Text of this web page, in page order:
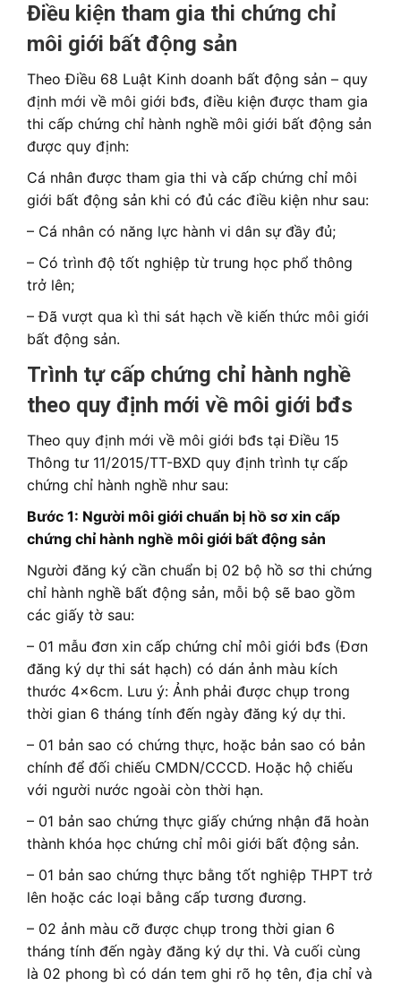
Điều kiện tham gia thi chứng chỉ
môi giới bất động sản
Theo Điều 68 Luật Kinh doanh bất động sản – quy
định mới về môi giới bđs, điều kiện được tham gia
thi cấp chứng chỉ hành nghề môi giới bất động sản
được quy định:
Cá nhân được tham gia thi và cấp chứng chỉ môi
giới bất động sản khi có đủ các điều kiện như sau:
– Cá nhân có năng lực hành vi dân sự đầy đủ;
– Có trình độ tốt nghiệp từ trung học phổ thông
trở lên;
– Đã vượt qua kì thi sát hạch về kiến thức môi giới
bất động sản.
Trình tự cấp chứng chỉ hành nghề
theo quy định mới về môi giới bđs
Theo quy định mới về môi giới bđs tại Điều 15
Thông tư 11/2015/TT-BXD quy định trình tự cấp
chứng chỉ hành nghề như sau:
Bước 1: Người môi giới chuẩn bị hồ sơ xin cấp
chứng chỉ hành nghề môi giới bất động sản
Người đăng ký cần chuẩn bị 02 bộ hồ sơ thi chứng
chỉ hành nghề bất động sản, mỗi bộ sẽ bao gồm
các giấy tờ sau:
– 01 mẫu đơn xin cấp chứng chỉ môi giới bđs (Đơn
đăng ký dự thi sát hạch) có dán ảnh màu kích
thước 4x6cm. Lưu ý: Ảnh phải được chụp trong
thời gian 6 tháng tính đến ngày đăng ký dự thi.
– 01 bản sao có chứng thực, hoặc bản sao có bản
chính để đối chiếu CMDN/CCCD. Hoặc hộ chiếu
với người nước ngoài còn thời hạn.
– 01 bản sao chứng thực giấy chứng nhận đã hoàn
thành khóa học chứng chỉ môi giới bất động sản.
– 01 bản sao chứng thực bằng tốt nghiệp THPT trở
lên hoặc các loại bằng cấp tương đương.
– 02 ảnh màu cỡ được chụp trong thời gian 6
tháng tính đến ngày đăng ký dự thi. Và cuối cùng
là 02 phong bì có dán tem ghi rõ họ tên, địa chỉ và